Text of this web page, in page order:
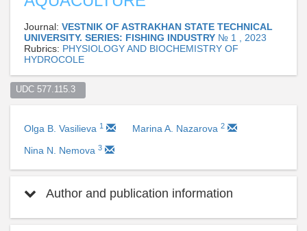
Journal: VESTNIK OF ASTRAKHAN STATE TECHNICAL
UNIVERSITY. SERIES: FISHING INDUSTRY № 1 , 2023
Rubrics: PHYSIOLOGY AND BIOCHEMISTRY OF
HYDROCOLE
UDC 577.115.3
Olga B. Vasilieva 1 Marina A. Nazarova 2
Nina N. Nemova 3
Author and publication information